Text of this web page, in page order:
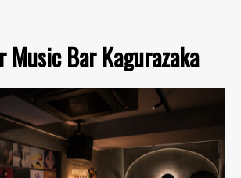
Music Bar Kagurazaka